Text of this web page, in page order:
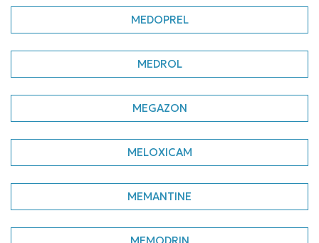
MEDOPREL
MEDROL
MEGAZON
MELOXICAM
MEMANTINE